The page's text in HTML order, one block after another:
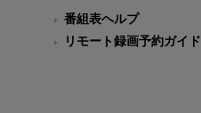
番組表ヘルプ
リモート録画予約ガイド